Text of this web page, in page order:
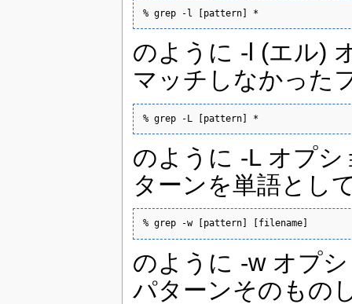
% grep -l [pattern] *
のように -l (エル)
マッチしなかった
% grep -L [pattern] *
のように -L オプ
ターンを単語とし
% grep -w [pattern] [filename]
のように -w オプ
パターンそのもの